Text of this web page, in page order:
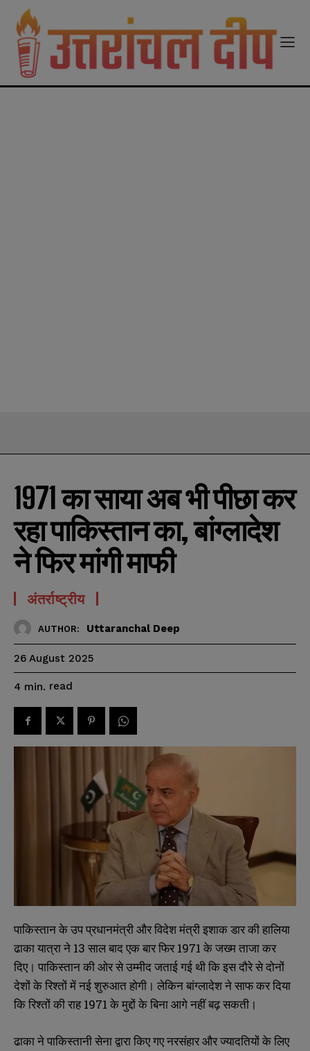
1971 का साया अब भी पीछा कर
रहा पाकिस्तान का, बांग्लादेश
ने फिर मांगी माफी
अंतर्राष्ट्रीय
AUTHOR: Uttaranchal Deep
26 August 2025
4 min. read
पाकिस्तान के उप प्रधानमंत्री और विदेश मंत्री इशाक डार की हालिया
ढाका यात्रा ने 13 साल बाद एक बार फिर 1971 के जख्म ताजा कर
दिए। पाकिस्तान की ओर से उम्मीद जताई गई थी कि इस दौरे से दोनों
देशों के रिश्तों में नई शुरुआत होगी। लेकिन बांग्लादेश ने साफ कर दिया
कि रिश्तों की राह 1971 के मुद्दों के बिना आगे नहीं बढ़ सकती।
ढाका ने पाकिस्तानी सेना द्वारा किए गए नरसंहार और ज्यादतियों के लिए